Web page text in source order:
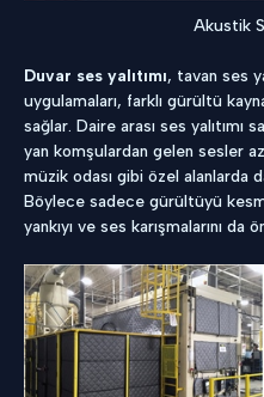
Akustik
Duvar ses yalıtımı, tavan ses
uygulamaları, farklı gürültü
sağlar. Daire arası ses
yan komşulardan gelen sesler
müzik odası gibi özel alanlarda
Böylece sadece gürültüyü
yankıyı ve ses karışmalarını da